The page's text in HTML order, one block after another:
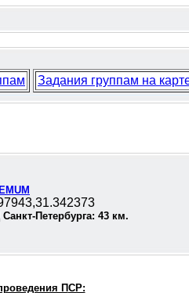
Задания группам на
Петербурга: 43 км.
ПСР: